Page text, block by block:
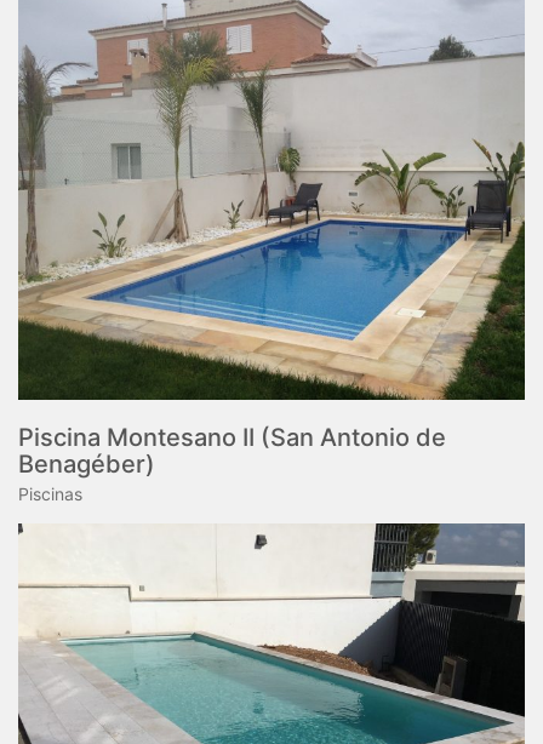
Piscina Montesano II (San Antonio de
Benagéber)
Piscinas